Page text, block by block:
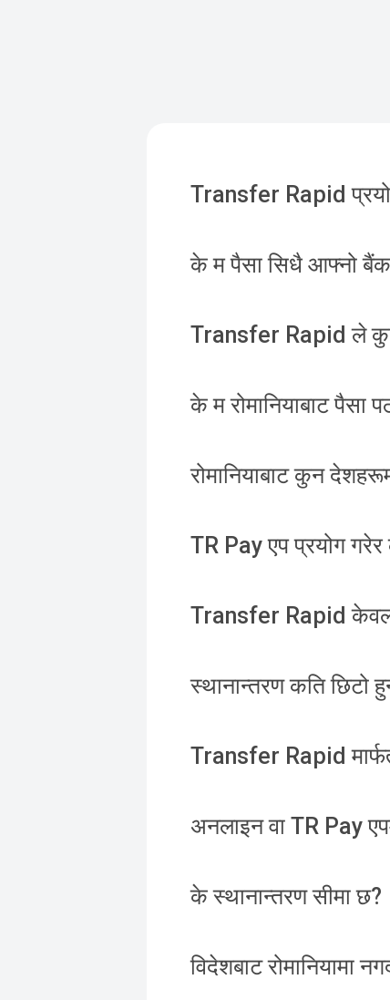
Transfer Rapid
के म पैसा सिधै आफ्नो बैंक
Transfer Rapid ले कुन
के म रोमानियाबाट पैसा
रोमानियाबाट कुन
TR Pay एप प्रयोग
Transfer Rapid केवल
स्थानान्तरण कति छिटो
Transfer Rapid मार्फत
अनलाइन वा TR Pay
के स्थानान्तरण सीमा छ?
विदेशबाट रोमानियामा